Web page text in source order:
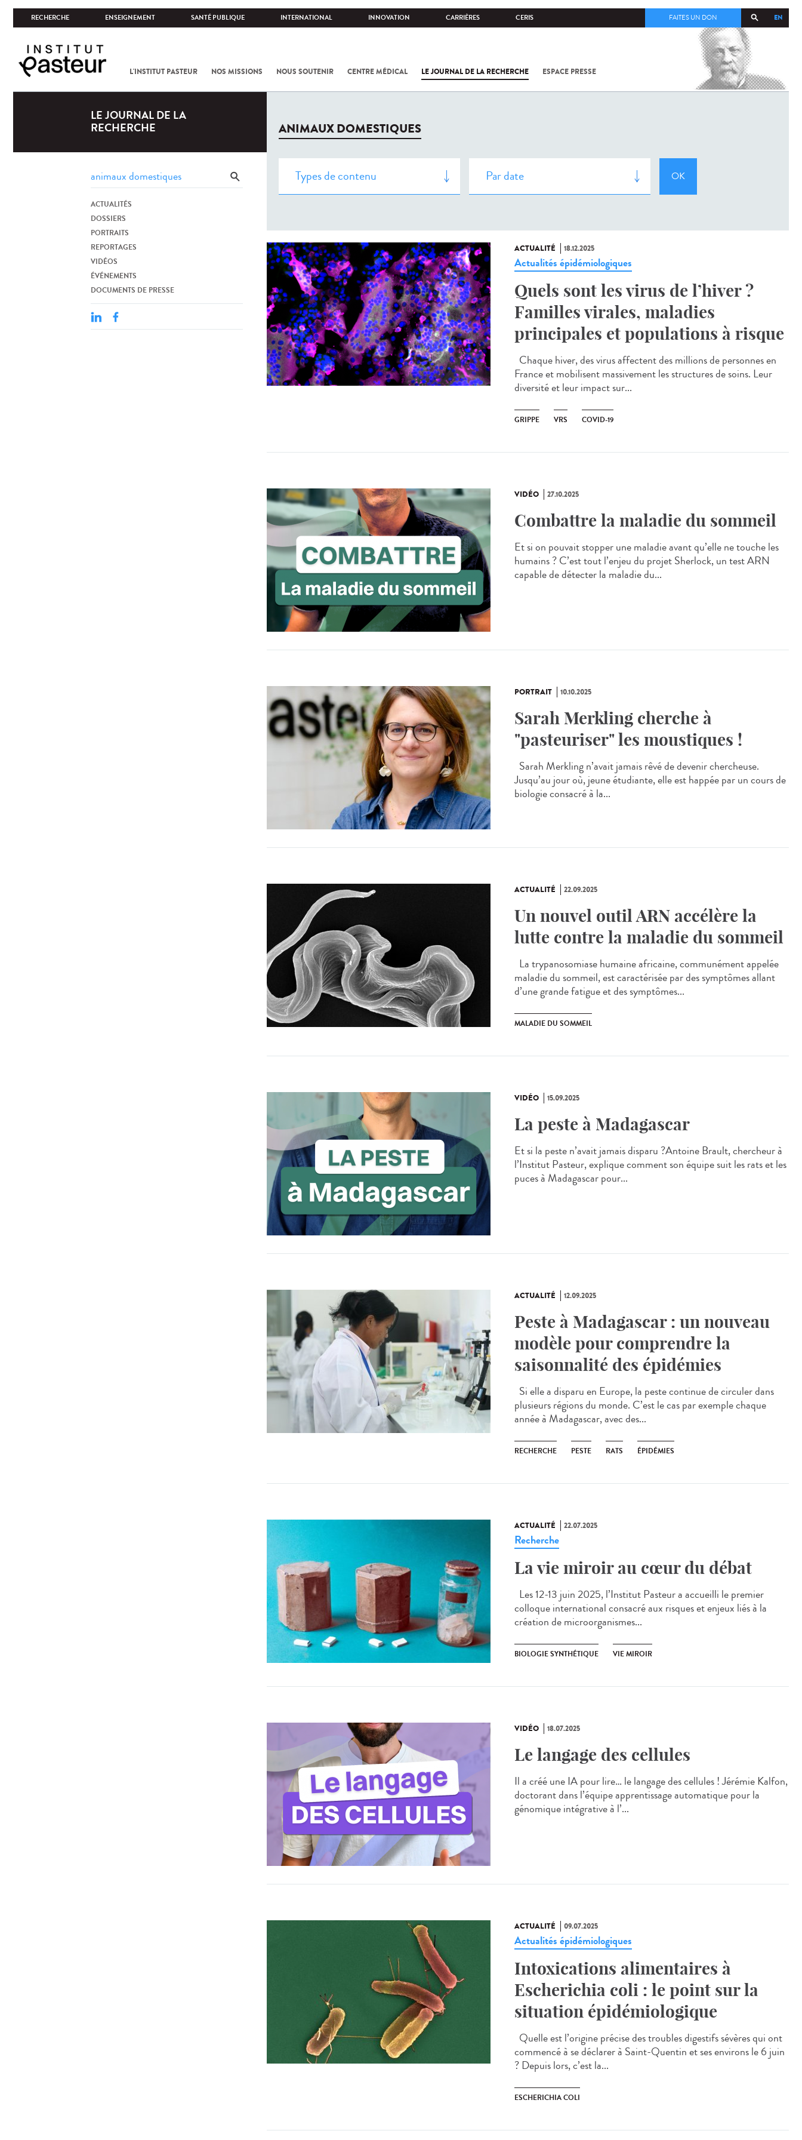
RECHERCHE ENSEIGNEMENT SANTÉ PUBLIQUE INTERNATIONAL INNOVATION CARRIÈRES CERIS EN
FAITES UN DON
L'INSTITUT PASTEUR NOS MISSIONS NOUS SOUTENIR CENTRE MÉDICAL LE JOURNAL DE LA RECHERCHE ESPACE PRESSE
COV-2 /
LE JOURNAL DE LA
RECHERCHE
ACTUALITÉS
DOSSIERS
PORTRAITS
REPORTAGES
VIDÉOS
ÉVÉNEMENTS
DOCUMENTS DE PRESSE
ANIMAUX DOMESTIQUES
ACTUALITÉ 18.12.2025
Actualités épidémiologiques
Quels sont les virus de l’hiver ?
Familles virales, maladies
principales et populations à risque
Chaque hiver, des virus affectent des millions de personnes en
France et mobilisent massivement les structures de soins. Leur
diversité et leur impact sur...
GRIPPE VRS COVID-19
VIDÉO 27.10.2025
Combattre la maladie du sommeil
Et si on pouvait stopper une maladie avant qu’elle ne touche les
humains ? C’est tout l’enjeu du projet Sherlock, un test ARN
capable de détecter la maladie du...
PORTRAIT 10.10.2025
Sarah Merkling cherche à
"pasteuriser" les moustiques !
Sarah Merkling n’avait jamais rêvé de devenir chercheuse.
Jusqu’au jour où, jeune étudiante, elle est happée par un cours de
biologie consacré à la...
ACTUALITÉ 22.09.2025
Un nouvel outil ARN accélère la
lutte contre la maladie du sommeil
La trypanosomiase humaine africaine, communément appelée
maladie du sommeil, est caractérisée par des symptômes allant
d’une grande fatigue et des symptômes...
MALADIE DU SOMMEIL
VIDÉO 15.09.2025
La peste à Madagascar
Et si la peste n’avait jamais disparu ?Antoine Brault, chercheur à
l’Institut Pasteur, explique comment son équipe suit les rats et les
puces à Madagascar pour...
ACTUALITÉ 12.09.2025
Peste à Madagascar : un nouveau
modèle pour comprendre la
saisonnalité des épidémies
Si elle a disparu en Europe, la peste continue de circuler dans
plusieurs régions du monde. C’est le cas par exemple chaque
année à Madagascar, avec des...
RECHERCHE PESTE RATS ÉPIDÉMIES
ACTUALITÉ 22.07.2025
Recherche
La vie miroir au cœur du débat
Les 12-13 juin 2025, l’Institut Pasteur a accueilli le premier
colloque international consacré aux risques et enjeux liés à la
création de microorganismes...
BIOLOGIE SYNTHÉTIQUE VIE MIROIR
VIDÉO 18.07.2025
Le langage des cellules
Il a créé une IA pour lire… le langage des cellules ! Jérémie Kalfon,
doctorant dans l’équipe apprentissage automatique pour la
génomique intégrative à l’...
ACTUALITÉ 09.07.2025
Actualités épidémiologiques
Intoxications alimentaires à
Escherichia coli : le point sur la
situation épidémiologique
Quelle est l’origine précise des troubles digestifs sévères qui ont
commencé à se déclarer à Saint-Quentin et ses environs le 6 juin
? Depuis lors, c’est la...
ESCHERICHIA COLI